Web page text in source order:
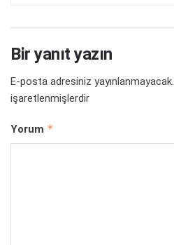
Bir yanıt yazın
E-posta adresiniz yayınlanmayacak.
işaretlenmişlerdir
Yorum *